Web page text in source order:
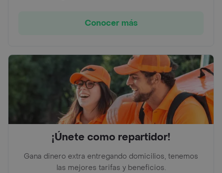
Conocer más
¡Únete como repartidor!
Gana dinero extra entregando domicilios, tenemos
las mejores tarifas y beneficios.